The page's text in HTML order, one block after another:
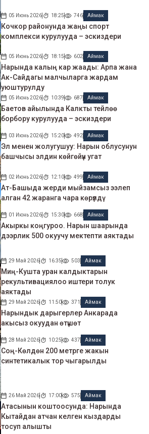
05 Июнь 2026 18:25 746 Аймак
Кочкор районунда жаңы спорт
комплекси курулууда – эскиздери
05 Июнь 2026 18:15 602 Аймак
Нарында калың кар жаады: Арпа жана
Ак-Сайдагы малчыларга жардам
уюштурулду
05 Июнь 2026 10:39 687 Аймак
Баетов айылында Калкты тейлөө
борбору курулууда – эскиздери
03 Июнь 2026 15:20 492 Аймак
Эл менен жолугушуу: Нарын облусунун
башчысы элдин көйгөйүн угат
02 Июнь 2026 12:10 499 Аймак
Ат-Башыда жерди мыйзамсыз ээлеп
алган 42 жаранга чара көрүлдү
01 Июнь 2026 15:30 668 Аймак
Акыркы коңгуроо. Нарын шаарында
дээрлик 500 окуучу мектепти аяктады
29 Май 2026 16:35 503 Аймак
Миң-Кушта уран калдыктарын
рекультивациялоо иштери толук
аяктады
29 Май 2026 11:50 371 Аймак
Нарындык дарыгерлер Анкарада
акысыз окуудан өтүшөт
28 Май 2026 10:25 437 Аймак
Соң-Көлдөн 200 метрге жакын
синтетикалык тор чыгарылды
26 Май 2026 17:00 575 Аймак
Атасынын коштоосунда: Нарында
Кытайдан атчан келген кыздарды
тосуп алышты